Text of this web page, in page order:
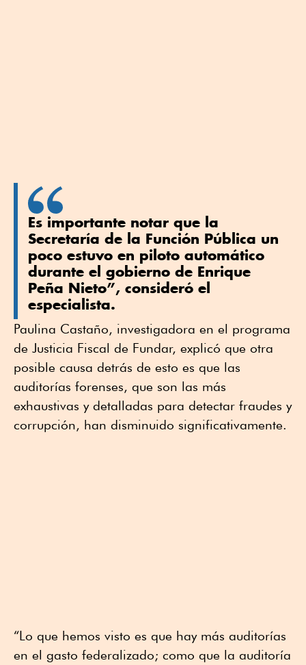
Es importante notar que la
Secretaría de la Función Pública un
poco estuvo en piloto automático
durante el gobierno de Enrique
Peña Nieto”, consideró el
especialista.
Paulina Castaño, investigadora en el programa
de Justicia Fiscal de Fundar, explicó que otra
posible causa detrás de esto es que las
auditorías forenses, que son las más
exhaustivas y detalladas para detectar fraudes y
corrupción, han disminuido significativamente.
“Lo que hemos visto es que hay más auditorías
en el gasto federalizado; como que la auditoría